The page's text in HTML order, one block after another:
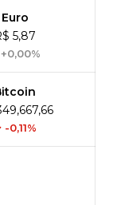
Euro
5,87
+0,00%
-0,11%